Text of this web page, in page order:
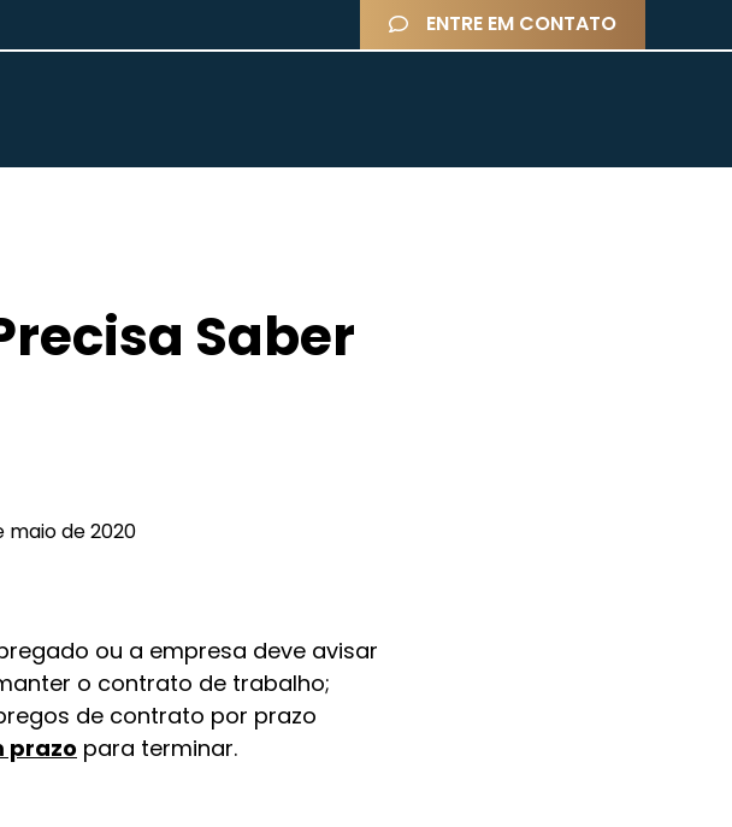
ENTRE EM CONTATO
Saber
maio de 2020
ou a empresa deve avisar
o contrato de trabalho;
de contrato por prazo
prazo para terminar.